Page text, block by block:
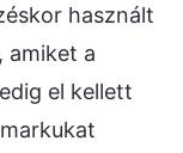
használt
amiket a
el kellett